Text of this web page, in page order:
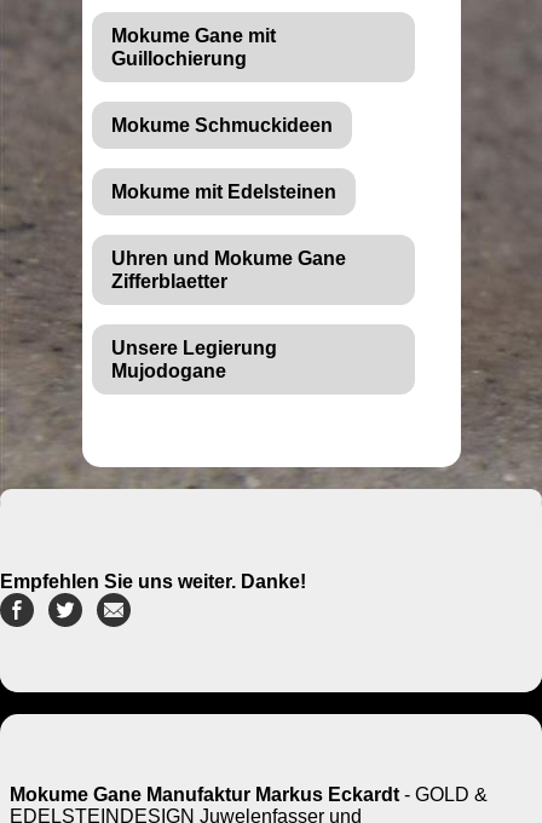
Mokume Gane mit
Guillochierung
Mokume Schmuckideen
Mokume mit Edelsteinen
Uhren und Mokume Gane
Zifferblaetter
Unsere Legierung
Mujodogane
Empfehlen Sie uns weiter. Danke!
Mokume Gane Manufaktur Markus Eckardt - GOLD &
EDELSTEINDESIGN Juwelenfasser und